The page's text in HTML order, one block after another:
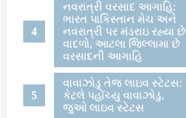
નવરાત્રી વરસાદ આગાહિ:
ભારત પાકિસ્તાન મેચ અને
નવરાત્રી પર મંડરાઇ રહ્યા છે
વાદળો, આટલા જિલ્લામા છે
વરસાદની આગાહિ
વાવાઝોડુ તેજ લાઇવ સ્ટેટસ:
કેટલે પહોંચ્યુ વાવાઝોડુ,
જુઓ લાઇવ સ્ટેટસ